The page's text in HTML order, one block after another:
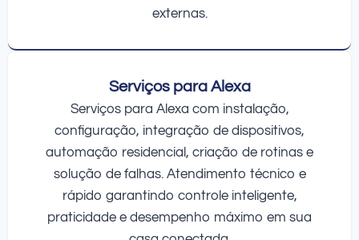
externas.
Serviços para Alexa
Serviços para Alexa com instalação,
configuração, integração de dispositivos,
automação residencial, criação de rotinas e
solução de falhas. Atendimento técnico e
rápido garantindo controle inteligente,
praticidade e desempenho máximo em sua